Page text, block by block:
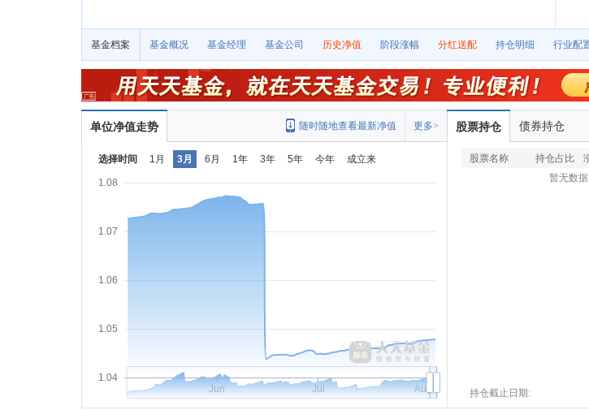
基金档案 基金概况 基金经理 基金公司 历史净值 阶段涨幅 分红送配 持仓明细 行业配
单位净值走势 更多>
随时随地查看最新净值
选择时间 1月 3月 6月 1年 3年 5年 今年 成立来
1.04
1.05
1.06
1.07
1.08
Jun Jul Aug
股票持仓 债券持仓
股票名称 持仓占比
暂无数据
持仓截止日期: